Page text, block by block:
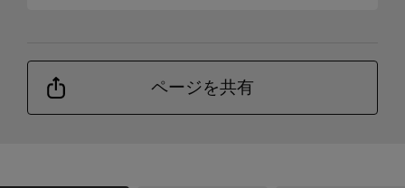
ページを共有